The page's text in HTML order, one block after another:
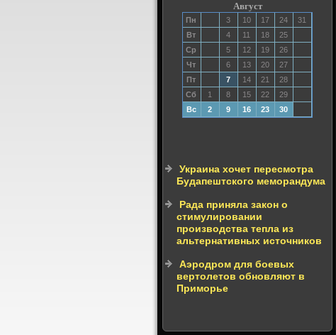
Август
Пн 3 10 17 24
31
Вт
4 11 18
25
Ср
5 12 19
26
Чт
6 13 20
27
Пт
7 14 21
28
Сб
1 8 15 22
29
Вс
2 9 16 23 30
Украина хочет пересмотра
Будапештского меморандума
Рада приняла закон о
стимулировании
производства тепла из
альтернативных источников
Аэродром для боевых
вертолетов обновляют в
Приморье